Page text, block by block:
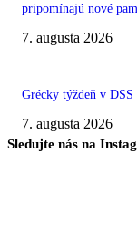
pripomínajú nové
7. augusta 2026
Grécky týždeň v
7. augusta 2026
Sledujte nás na